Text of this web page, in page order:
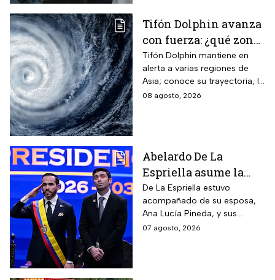
Tifón Dolphin avanza
con fuerza: ¿qué zonas
están en alerta?
Tifón Dolphin mantiene en
alerta a varias regiones de
Asia; conoce su trayectoria, la
fuerza de sus vientos y qué se
08 agosto, 2026
Abelardo De La
Espriella asume la
presidencia de
Colombia; así fue su
atípica investidura en
Cali
De La Espriella estuvo
acompañado de su esposa,
Ana Lucía Pineda, y sus
cuatro hijos, además de los
07 agosto, 2026